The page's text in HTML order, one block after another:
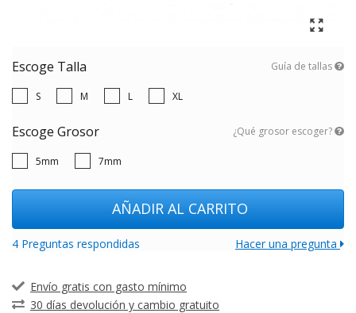
Escoge Talla Guía de tallas
S M L XL
Escoge Grosor ¿Qué grosor escoger?
5mm 7mm
AÑADIR AL CARRITO
4 Preguntas respondidas Hacer una pregunta
Envío gratis con gasto mínimo
30 días devolución y cambio gratuito